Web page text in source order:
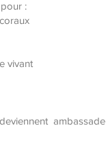
:
vivant